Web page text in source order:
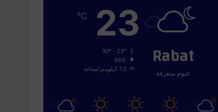
Rabat
غيوم متفرقة
23
℃
88%
1.3 كيلومتر/ساعة